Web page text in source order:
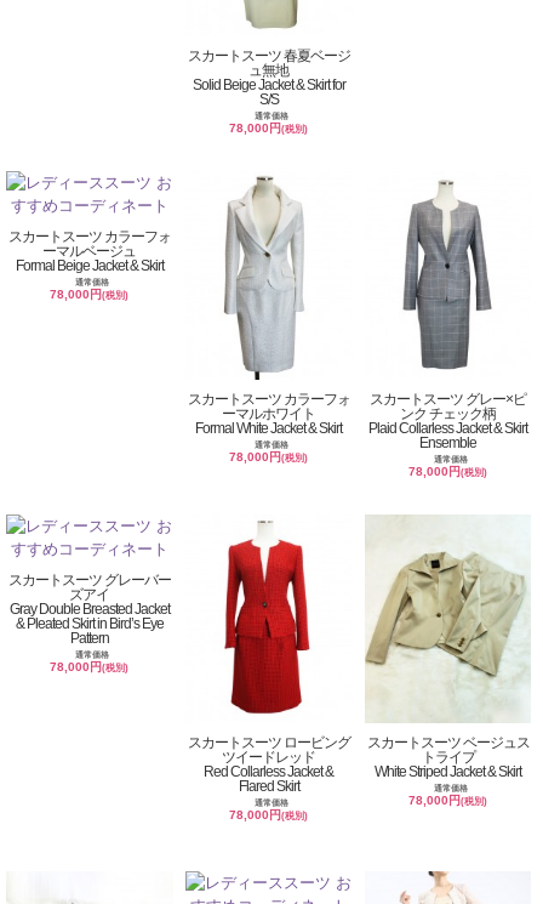
スカートスーツ 春夏ベージ
ュ無地
Solid Beige Jacket & Skirt for
S/S
通常価格
78,000円(税別)
スカートスーツ カラーフォ
ーマルベージュ
Formal Beige Jacket & Skirt
通常価格
78,000円(税別)
スカートスーツ カラーフォ
ーマルホワイト
Formal White Jacket & Skirt
通常価格
78,000円(税別)
スカートスーツ グレー×ピ
ンク チェック柄
Plaid Collarless Jacket & Skirt
Ensemble
通常価格
78,000円(税別)
スカートスーツ グレーバー
ズアイ
Gray Double Breasted Jacket
& Pleated Skirt in Bird’s Eye
Pattern
通常価格
78,000円(税別)
スカートスーツ ロービング
ツイードレッド
Red Collarless Jacket &
Flared Skirt
通常価格
78,000円(税別)
スカートスーツ ベージュス
トライプ
White Striped Jacket & Skirt
通常価格
78,000円(税別)